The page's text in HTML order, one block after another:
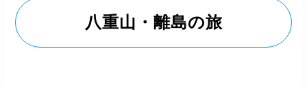
八重山・離島の旅